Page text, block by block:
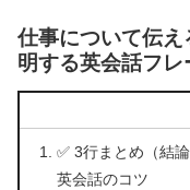
仕事について伝
明する英会話フレ
✅ 3行まとめ（結
英会話のコツ